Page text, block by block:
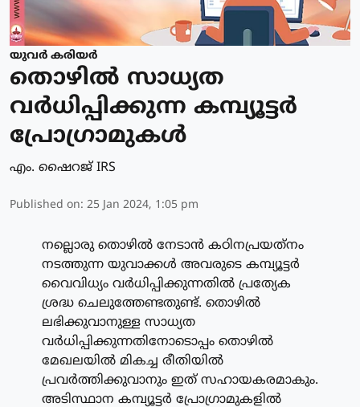
യുവര്‍ കരിയര്‍
തൊഴില്‍ സാധ്യത
വര്‍ധിപ്പിക്കുന്ന കമ്പ്യൂട്ടര്‍
പ്രോഗ്രാമുകള്‍
എം. ഷൈറജ് IRS
Published on: 25 Jan 2024, 1:05 pm
നല്ലൊരു തൊഴില്‍ നേടാന്‍ കഠിനപ്രയത്‌നം
നടത്തുന്ന യുവാക്കള്‍ അവരുടെ കമ്പ്യൂട്ടര്‍
വൈവിധ്യം വര്‍ധിപ്പിക്കുന്നതില്‍ പ്രത്യേക
ശ്രദ്ധ ചെലുത്തേണ്ടതുണ്ട്. തൊഴില്‍
ലഭിക്കുവാനുള്ള സാധ്യത
വര്‍ധിപ്പിക്കുന്നതിനോടൊപ്പം തൊഴില്‍
മേഖലയില്‍ മികച്ച രീതിയില്‍
പ്രവര്‍ത്തിക്കുവാനും ഇത് സഹായകരമാകും.
അടിസ്ഥാന കമ്പ്യൂട്ടര്‍ പ്രോഗ്രാമുകളില്‍